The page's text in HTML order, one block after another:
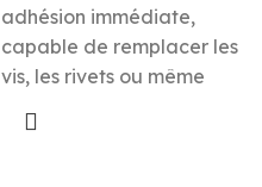
adhésion immédiate,
capable de remplacer les
vis, les rivets ou même